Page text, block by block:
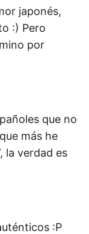
japonés,
:) Pero
por
que no
más he
la verdad es
:P